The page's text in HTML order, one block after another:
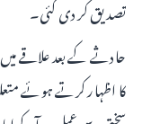
تصدیق کر دی گئی۔
حادثے کے بعد علاقے
کا اظہار کرتے ہوئے